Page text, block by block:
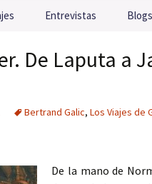
Entrevistas Blogs
De Laputa a
Bertrand Galic, Los Viajes de
De la mano de